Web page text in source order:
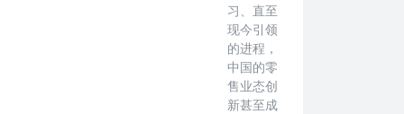
习、直至
现今引领
的进程，
中国的零
售业态创
新甚至成